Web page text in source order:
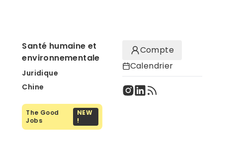
Santé humaine et
environnementale
Juridique
Chine
The Good
Jobs
NEW
!
Compte
Calendrier